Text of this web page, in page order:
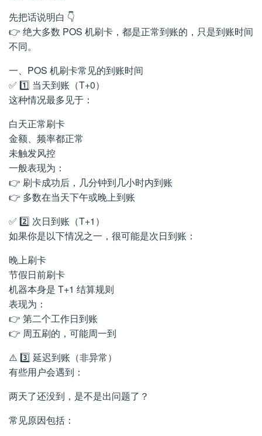
先把话说明白 👇
👉 绝大多数 POS 机刷卡，都是正常到账的，只是到账时间
不同。
一、POS 机刷卡常见的到账时间
✅ 1️⃣ 当天到账（T+0）
这种情况最多见于：
白天正常刷卡
金额、频率都正常
未触发风控
一般表现为：
👉 刷卡成功后，几分钟到几小时内到账
👉 多数在当天下午或晚上到账
✅ 2️⃣ 次日到账（T+1）
如果你是以下情况之一，很可能是次日到账：
晚上刷卡
节假日前刷卡
机器本身是 T+1 结算规则
表现为：
👉 第二个工作日到账
👉 周五刷的，可能周一到
⚠️ 3️⃣ 延迟到账（非异常）
有些用户会遇到：
两天了还没到，是不是出问题了？
常见原因包括：